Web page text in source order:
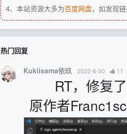
4、本站资源大多为百度网盘，如发现链
热门回复
Kukiisama依玖 2022-6-30 11
RT，修复
原作者